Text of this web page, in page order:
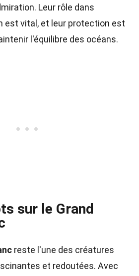
Leur rôle dans
est vital, et leur protection est
l'équilibre des océans.
sur le Grand
reste l'une des créatures
et redoutées. Avec